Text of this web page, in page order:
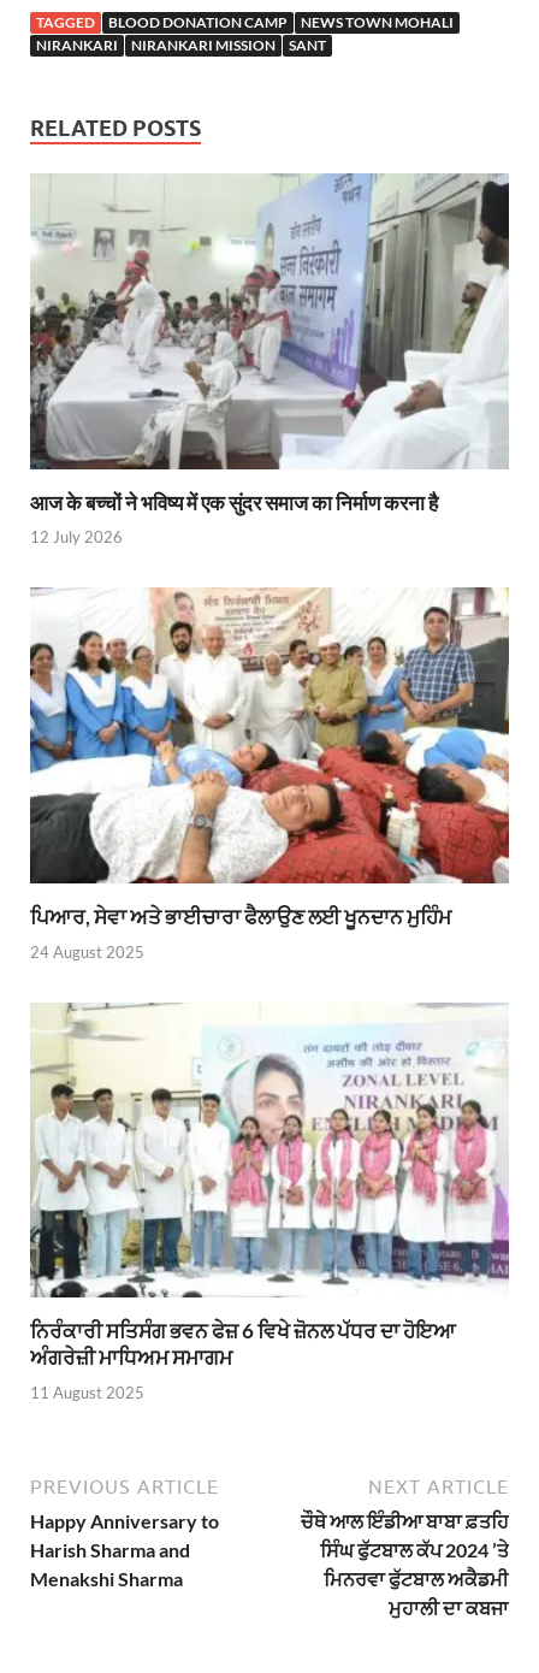
TAGGED BLOOD DONATION CAMP
NEWS TOWN MOHALI
NIRANKARI
NIRANKARI MISSION SANT
RELATED POSTS
आज के बच्चों ने भविष्य में एक सुंदर समाज का निर्माण करना है
12 July 2026
ਪਿਆਰ, ਸੇਵਾ ਅਤੇ ਭਾਈਚਾਰਾ ਫੈਲਾਉਣ ਲਈ ਖੂਨਦਾਨ ਮੁਹਿੰਮ
24 August 2025
ਨਿਰੰਕਾਰੀ ਸਤਿਸੰਗ ਭਵਨ ਫੇਜ਼ 6 ਵਿਖੇ ਜ਼ੋਨਲ ਪੱਧਰ ਦਾ ਹੋਇਆ
ਅੰਗਰੇਜ਼ੀ ਮਾਧਿਅਮ ਸਮਾਗਮ
11 August 2025
PREVIOUS ARTICLE
Happy Anniversary to
Harish Sharma and
Menakshi Sharma
NEXT ARTICLE
ਚੌਥੇ ਆਲ ਇੰਡੀਆ ਬਾਬਾ ਫ਼ਤਹਿ
ਸਿੰਘ ਫੁੱਟਬਾਲ ਕੱਪ 2024 ’ਤੇ
ਮਿਨਰਵਾ ਫੁੱਟਬਾਲ ਅਕੈਡਮੀ
ਮੁਹਾਲੀ ਦਾ ਕਬਜਾ